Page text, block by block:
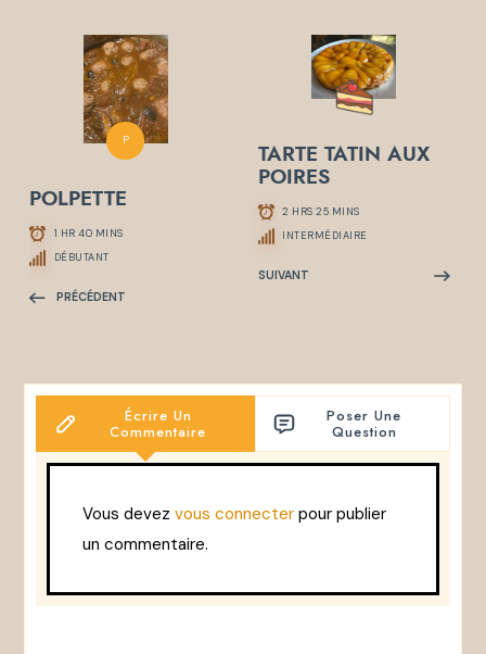
P
POLPETTE
1 HR 40 MINS
DÉBUTANT
PRÉCÉDENT
TARTE TATIN AUX
POIRES
2 HRS 25 MINS
INTERMÉDIAIRE
SUIVANT
Écrire Un
Commentaire
Poser Une
Question
Vous devezvous connecter pour publier
un commentaire.